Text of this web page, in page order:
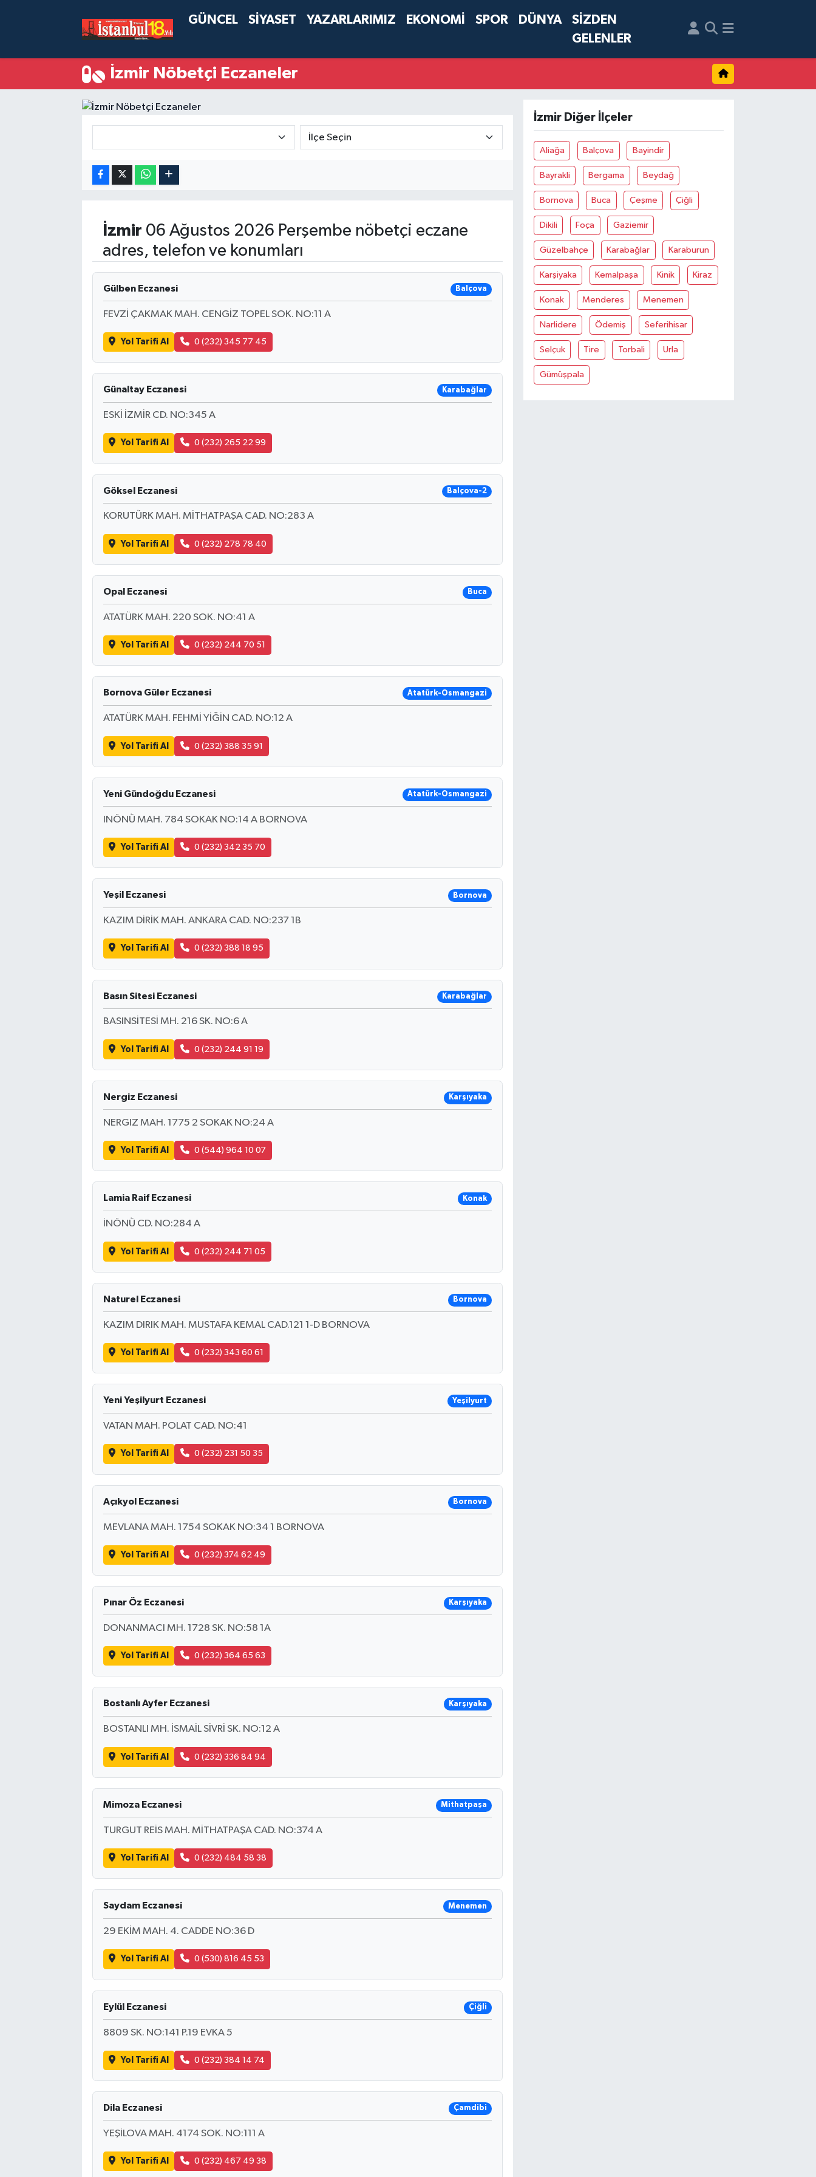
GÜNCEL SİYASET YAZARLARIMIZ EKONOMİ SPOR DÜNYA
SİZDEN
GELENLER
İzmir Nöbetçi Eczaneler
İzmir 06 Ağustos 2026 Perşembe nöbetçi eczane
adres, telefon ve konumları
Gülben Eczanesi Balçova
FEVZİ ÇAKMAK MAH. CENGİZ TOPEL SOK. NO:11 A
Yol Tarifi Al 0 (232) 345 77 45
Günaltay Eczanesi Karabağlar
ESKİ İZMİR CD. NO:345 A
Yol Tarifi Al 0 (232) 265 22 99
Göksel Eczanesi Balçova-2
KORUTÜRK MAH. MİTHATPAŞA CAD. NO:283 A
Yol Tarifi Al 0 (232) 278 78 40
Opal Eczanesi Buca
ATATÜRK MAH. 220 SOK. NO:41 A
Yol Tarifi Al 0 (232) 244 70 51
Bornova Güler Eczanesi Atatürk-Osmangazi
ATATÜRK MAH. FEHMİ YİĞİN CAD. NO:12 A
Yol Tarifi Al 0 (232) 388 35 91
Yeni Gündoğdu Eczanesi Atatürk-Osmangazi
INÖNÜ MAH. 784 SOKAK NO:14 A BORNOVA
Yol Tarifi Al 0 (232) 342 35 70
Yeşil Eczanesi Bornova
KAZIM DİRİK MAH. ANKARA CAD. NO:237 1B
Yol Tarifi Al 0 (232) 388 18 95
Basın Sitesi Eczanesi Karabağlar
BASINSİTESİ MH. 216 SK. NO:6 A
Yol Tarifi Al 0 (232) 244 91 19
Nergiz Eczanesi Karşıyaka
NERGIZ MAH. 1775 2 SOKAK NO:24 A
Yol Tarifi Al 0 (544) 964 10 07
Lamia Raif Eczanesi Konak
İNÖNÜ CD. NO:284 A
Yol Tarifi Al 0 (232) 244 71 05
Naturel Eczanesi Bornova
KAZIM DIRIK MAH. MUSTAFA KEMAL CAD.121 1-D BORNOVA
Yol Tarifi Al 0 (232) 343 60 61
Yeni Yeşilyurt Eczanesi Yeşilyurt
VATAN MAH. POLAT CAD. NO:41
Yol Tarifi Al 0 (232) 231 50 35
Açıkyol Eczanesi Bornova
MEVLANA MAH. 1754 SOKAK NO:34 1 BORNOVA
Yol Tarifi Al 0 (232) 374 62 49
Pınar Öz Eczanesi Karşıyaka
DONANMACI MH. 1728 SK. NO:58 1A
Yol Tarifi Al 0 (232) 364 65 63
Bostanlı Ayfer Eczanesi Karşıyaka
BOSTANLI MH. İSMAİL SİVRİ SK. NO:12 A
Yol Tarifi Al 0 (232) 336 84 94
Mimoza Eczanesi Mithatpaşa
TURGUT REİS MAH. MİTHATPAŞA CAD. NO:374 A
Yol Tarifi Al 0 (232) 484 58 38
Saydam Eczanesi Menemen
29 EKİM MAH. 4. CADDE NO:36 D
Yol Tarifi Al 0 (530) 816 45 53
Eylül Eczanesi Çiğli
8809 SK. NO:141 P.19 EVKA 5
Yol Tarifi Al 0 (232) 384 14 74
Dila Eczanesi Çamdibi
YEŞİLOVA MAH. 4174 SOK. NO:111 A
Yol Tarifi Al 0 (232) 467 49 38
İzmir Diğer İlçeler
Aliağa Balçova Bayindir
Bayrakli Bergama Beydağ
Bornova Buca Çeşme Çiğli
Dikili Foça Gaziemir
Güzelbahçe Karabağlar Karaburun
Karşiyaka Kemalpaşa Kinik Kiraz
Konak Menderes Menemen
Narlidere Ödemiş Seferihisar
Selçuk Tire Torbali Urla
Gümüşpala